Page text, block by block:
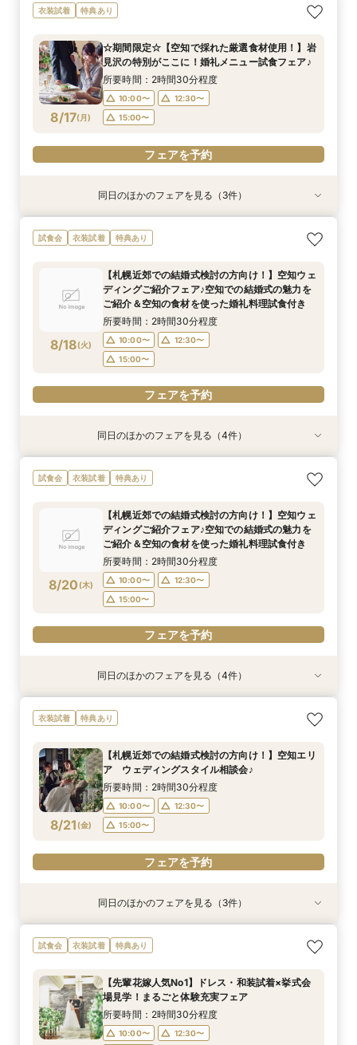
8/16(日)
【先輩花嫁人気No1】ドレス・和装試着×挙式会
場見学！まるごと体験充実フェア
10:00〜
12:30〜
15:00〜
フェアを予約
8/16(日)
【初めてでも安心！】ご両家顔合わせ・結納相談
会♪
10:00〜
12:30〜
15:00〜
フェアを予約
8/16(日)
【地元婚応援！☆マイナビ特典付き☆】アット
ホームウェディング相談会♪
10:00〜
12:30〜
15:00〜
フェアを予約
衣装試着 特典あり
8/17(月)
☆期間限定☆【空知で採れた厳選食材使用！】岩
見沢の特別がここに！婚礼メニュー試食フェア♪
所要時間：2時間30分程度
10:00〜
12:30〜
15:00〜
フェアを予約
特典あり
8/17(月
【札幌近郊での結婚式検討の方向け！】空知エリ
ア ウェディングスタイル相談会♪
10:00〜
12:30〜
15:00〜
フェアを予約
衣装試着 特典あり
8/17(月
☆マイナビ限定☆こだわりのロケーションフォト
相談会！
10:00〜
12:30〜
15:00〜
フェアを予約
衣装試着 特典あり
8/17(月
最短1か月で挙式可能！少人数・フォトウェディ
ングをお考えのおふたりにも♡クイックウェディ
所要時間：2時間30分程度
10:00〜
12:30〜
15:00〜
フェアを予約
同日のほかのフェアを見る（3件）
試食会 衣装試着 特典あり
8/18(火)
【札幌近郊での結婚式検討の方向け！】空知ウェ
ディングご紹介フェア♪空知での結婚式の魅力を
ご紹介＆空知の食材を使った婚礼料理試食付き
所要時間：2時間30分程度
10:00〜
12:30〜
15:00〜
フェアを予約
衣装試着 特典あり
8/18(火
【一日一組限定】憧れへの第一歩☆試着体験で大
変身！プリンセス体験フェア♡
10:00〜
12:30〜
15:00〜
フェアを予約
衣装試着 特典あり
8/18(火
【ご家族とご一緒に♪】はじめてでも安心☆ダン
ドリ丸ごと相談会
10:00〜
12:30〜
15:00〜
フェアを予約
8/18(火
【遠方にお住いの方必見】オンライン×フォト
ウェディング相談フェア♪
10:00〜
13:00〜
16:00〜
フェアを予約
衣装試着 特典あり
8/18(火
【時を越えて受け継がれる美しさ】厳かな神殿で
叶える、最高峰の神前式
10:00〜
12:30〜
15:00〜
フェアを予約
同日のほかのフェアを見る（4件）
試食会 衣装試着 特典あり
8/20 (木)
【札幌近郊での結婚式検討の方向け！】空知ウェ
ディングご紹介フェア♪空知での結婚式の魅力を
ご紹介＆空知の食材を使った婚礼料理試食付き
所要時間：2時間30分程度
10:00〜
12:30〜
15:00〜
フェアを予約
衣装試着 特典あり
8/20(木)
【一日一組限定】憧れへの第一歩☆試着体験で大
変身！プリンセス体験フェア♡
10:00〜
12:30〜
15:00〜
フェアを予約
衣装試着 特典あり
8/20(木)
【ご家族とご一緒に♪】はじめてでも安心☆ダン
ドリ丸ごと相談会
10:00〜
12:30〜
15:00〜
フェアを予約
8/20(木)
【遠方にお住いの方必見】オンライン×フォト
ウェディング相談フェア♪
10:00〜
13:00〜
16:00〜
フェアを予約
衣装試着 特典あり
8/20(木)
【時を越えて受け継がれる美しさ】厳かな神殿で
叶える、最高峰の神前式
10:00〜
12:30〜
15:00〜
フェアを予約
同日のほかのフェアを見る（4件）
衣装試着 特典あり
8/21 (金)
【札幌近郊での結婚式検討の方向け！】空知エリ
ア ウェディングスタイル相談会♪
所要時間：2時間30分程度
10:00〜
12:30〜
15:00〜
フェアを予約
特典あり
8/21(金)
☆期間限定☆【空知で採れた厳選食材使用！】岩
見沢の特別がここに！婚礼メニュー試食フェア♪
10:00〜
12:30〜
15:00〜
衣装試着 特典あり
8/21(金)
☆マイナビ限定☆こだわりのロケーションフォト
相談会！
10:00〜
12:30〜
15:00〜
衣装試着 特典あり
8/21(金)
最短1か月で挙式可能！少人数・フォトウェディ
ングをお考えのおふたりにも♡クイックウェディ
所要時間：2時間30分程度
15:00〜
同日のほかのフェアを見る（3件）
試食会 衣装試着 特典あり
【先輩花嫁人気No1】ドレス・和装試着×挙式会
場見学！まるごと体験充実フェア
所要時間：2時間30分程度
10:00〜
12:30〜